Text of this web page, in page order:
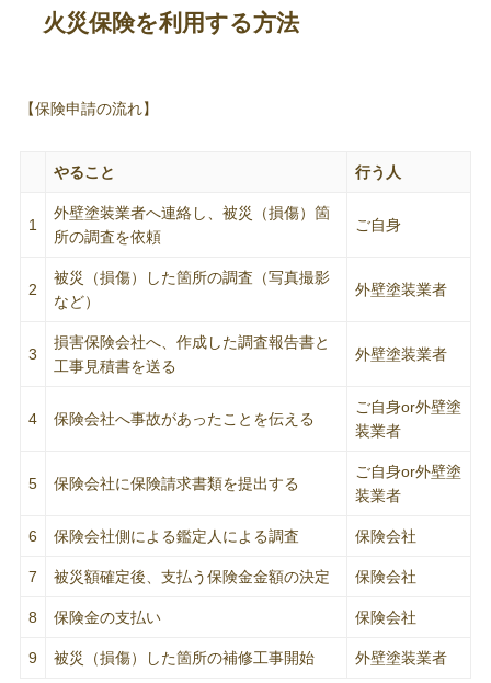
火災保険を利用する方法
【保険申請の流れ】
やること 行う人
1
外壁塗装業者へ連絡し、被災（損傷）箇
所の調査を依頼
ご自身
2
被災（損傷）した箇所の調査（写真撮影
など）
外壁塗装業者
3
損害保険会社へ、作成した調査報告書と
工事見積書を送る
外壁塗装業者
4 保険会社へ事故があったことを伝える
ご自身or外壁塗
装業者
5 保険会社に保険請求書類を提出する
ご自身or外壁塗
装業者
6 保険会社側による鑑定人による調査 保険会社
7 被災額確定後、支払う保険金金額の決定 保険会社
8 保険金の支払い 保険会社
9 被災（損傷）した箇所の補修工事開始 外壁塗装業者